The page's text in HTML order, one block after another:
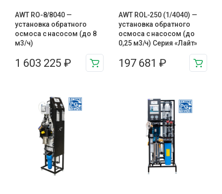
AWT RO-8/8040 —
установка обратного
осмоса с насосом (до 8
м3/ч)
1 603 225 ₽
AWT ROL-250 (1/4040) —
установка обратного
осмоса с насосом (до
0,25 м3/ч) Серия «Лайт»
197 681 ₽